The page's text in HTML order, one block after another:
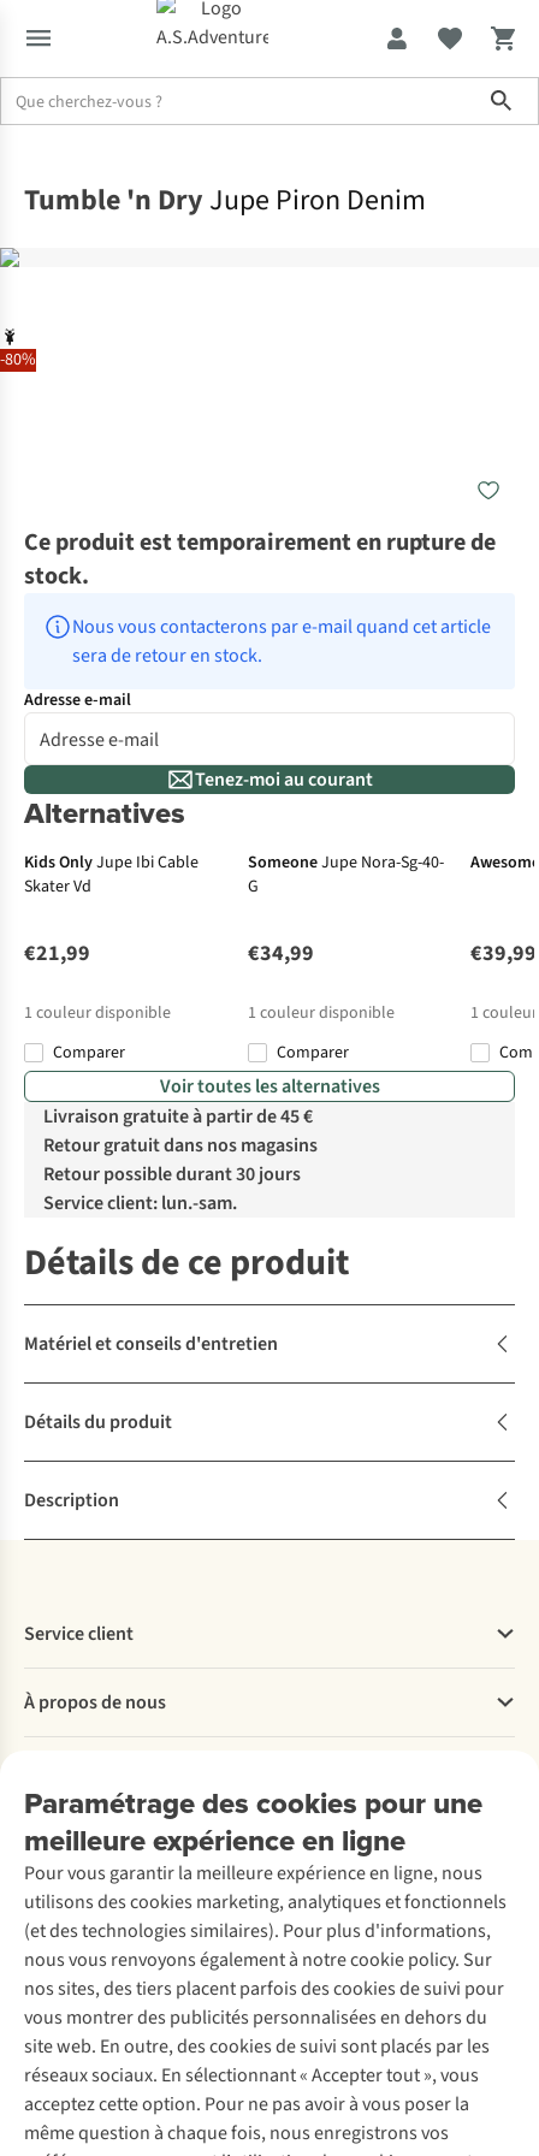
-80%
Tumble 'n Dry Jupe Piron Denim
Ce produit est temporairement en rupture de
stock.
Nous vous contacterons par e-mail quand cet article
sera de retour en stock.
Adresse e-mail
Tenez-moi au courant
Alternatives
Kids OnlyJupe Ibi Cable
Skater Vd
€21,99
1 couleur disponible
Comparer
+ cadeau offert
SomeoneJupe Nora-Sg-40-
G
€34,99
1 couleur disponible
Comparer
€39,99
1
Voir toutes les alternatives
Livraison gratuite à partir de 45 €
Retour gratuit dans nos magasins
Retour possible durant 30 jours
Service client: lun.-sam.
Détails de ce produit
Matériel et conseils d'entretien
Détails du produit
Description
Paramétrage des cookies pour une
meilleure expérience en ligne
Pour vous garantir la meilleure expérience en ligne, nous
utilisons des cookies marketing, analytiques et fonctionnels
(et des technologies similaires). Pour plus d'informations,
nous vous renvoyons également à notre cookie policy. Sur
nos sites, des tiers placent parfois des cookies de suivi pour
vous montrer des publicités personnalisées en dehors du
site web. En outre, des cookies de suivi sont placés par les
réseaux sociaux. En sélectionnant « Accepter tout », vous
acceptez cette option. Pour ne pas avoir à vous poser la
même question à chaque fois, nous enregistrons vos
Service client
Commander
Payer
Retourner
Rétractation d'une commande
Entretien & réparations
Garantie
Contactez-nous
À propos de nous
Entreprise responsable
À propos d’Ayacucho
Nos magasins
À propos d’A.S.Adventure
Déclaration d'accessibilité
Location / Location sports d’hiver
Seconde-main
Entretien de ski
Service de lavage
Entretien de chaussures
Réparation de chaussures
Réparation de vêtements
Retouches
Pour les entreprises
Découvrez
A.S.Magazine
Explore Camp
Expertise & conseils
Abonnez-vous à la newsletter
Suivez-nous